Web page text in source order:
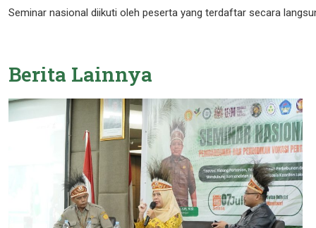
Seminar nasional diikuti oleh peserta yang terdaftar secara
Berita Lainnya